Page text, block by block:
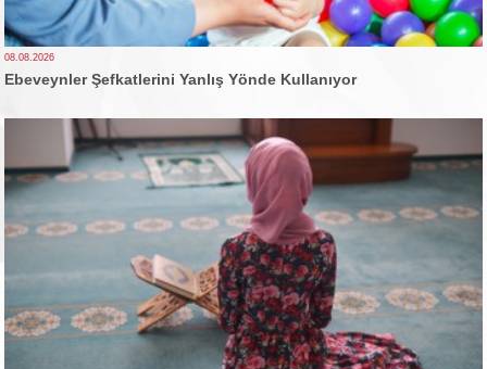
08.08.2026
Ebeveynler Şefkatlerini Yanlış Yönde Kullanıyor